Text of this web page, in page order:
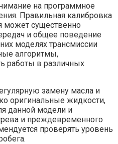
на программное
Правильная калибровка
может существенно
и общее поведение
моделях трансмиссии
алгоритмы,
работы в различных
замену масла и
оригинальные жидкости,
данной модели и
и преждевременного
проверять уровень